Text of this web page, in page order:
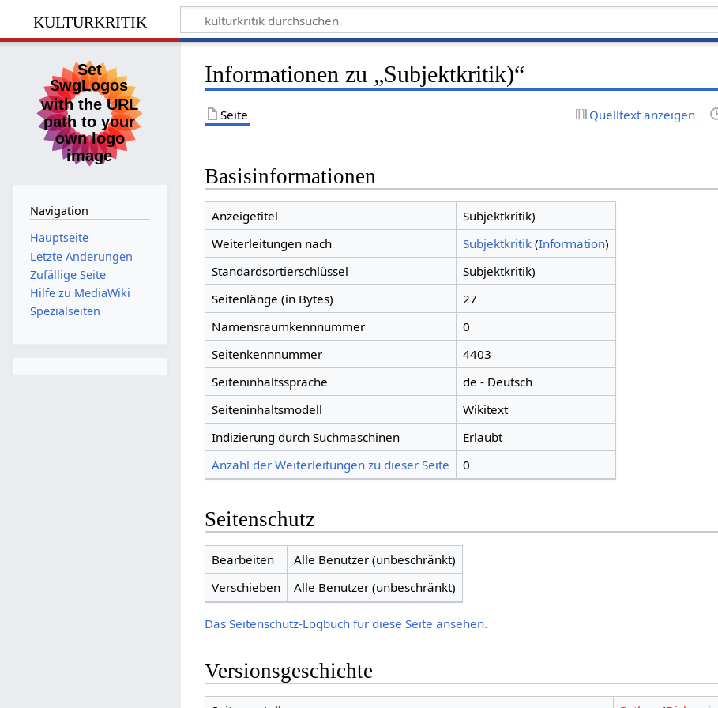
kulturkritik
Informationen zu „Subjektkritik)“
Seite Quelltext anzeigen
Basisinformationen
Anzeigetitel
Subjektkritik)
Weiterleitungen nach
Subjektkritik(Information)
Standardsortierschlüssel
Subjektkritik)
Seitenlänge (in Bytes)
27
Namensraumkennnummer
0
Seitenkennnummer
4403
Seiteninhaltssprache
de - Deutsch
Seiteninhaltsmodell
Wikitext
Indizierung durch Suchmaschinen
Erlaubt
Anzahl der Weiterleitungen zu dieser Seite
0
Seitenschutz
Bearbeiten
Alle Benutzer (unbeschränkt)
Verschieben
Alle Benutzer (unbeschränkt)
Das Seitenschutz-Logbuch für diese Seite ansehen.
Versionsgeschichte
Navigation
Hauptseite
Letzte Änderungen
Zufällige Seite
Hilfe zu MediaWiki
Spezialseiten